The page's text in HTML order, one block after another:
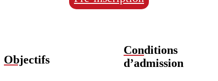
Objectifs
Conditions
d’admission